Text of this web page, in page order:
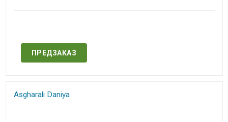
ПРЕДЗАКАЗ
Asgharali Daniya